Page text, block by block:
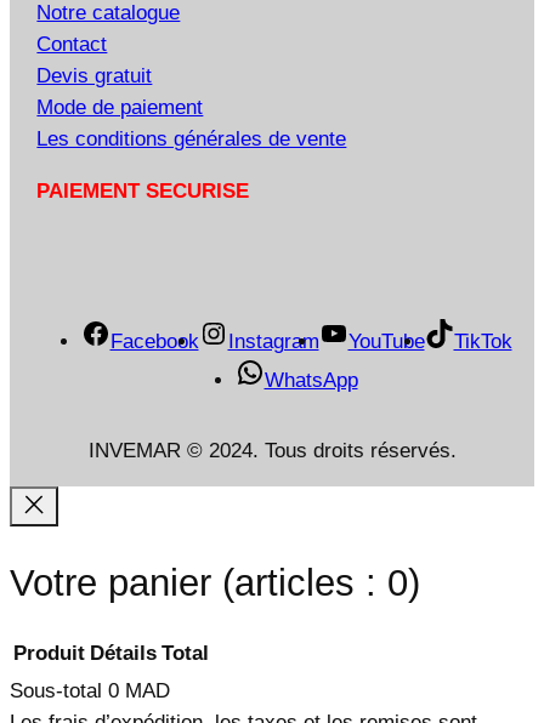
Notre catalogue
Contact
Devis gratuit
Mode de paiement
Les conditions générales de vente
PAIEMENT SECURISE
Facebook Instagram YouTube
TikTok
WhatsApp
INVEMAR © 2024. Tous droits réservés.
Votre panier (articles : 0)
Produit Détails Total
Sous-total 0 MAD